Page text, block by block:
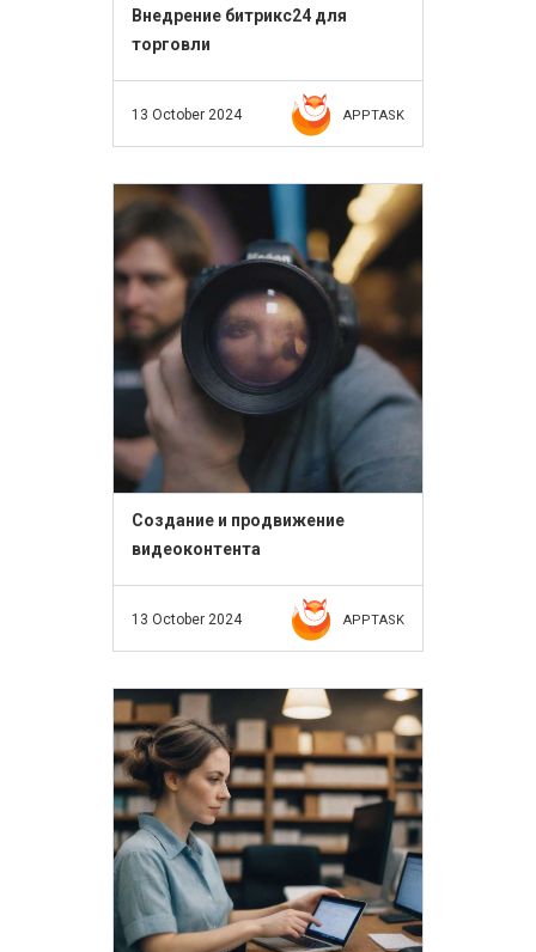
Внедрение битрикс24 для
торговли
13 October 2024 APPTASK
Создание и продвижение
видеоконтента
13 October 2024 APPTASK